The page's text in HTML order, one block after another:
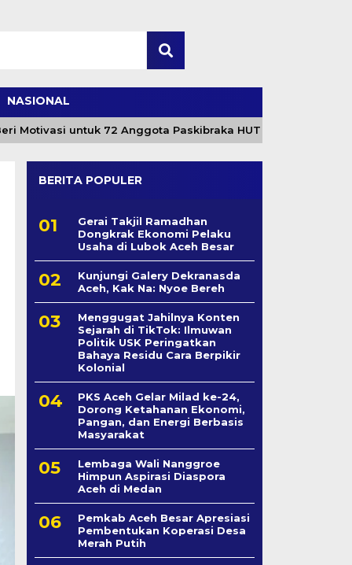
NASIONAL
untuk 72 Anggota Paskibraka HUT ke-81 RI
BERITA POPULER
Gerai Takjil Ramadhan
Dongkrak Ekonomi Pelaku
Usaha di Lubok Aceh Besar
Kunjungi Galery Dekranasda
Aceh, Kak Na: Nyoe Bereh
Menggugat Jahilnya Konten
Sejarah di TikTok: Ilmuwan
Politik USK Peringatkan
Bahaya Residu Cara Berpikir
Kolonial
PKS Aceh Gelar Milad ke-24,
Dorong Ketahanan Ekonomi,
Pangan, dan Energi Berbasis
Masyarakat
Lembaga Wali Nanggroe
Himpun Aspirasi Diaspora
Aceh di Medan
Pemkab Aceh Besar Apresiasi
Pembentukan Koperasi Desa
Merah Putih